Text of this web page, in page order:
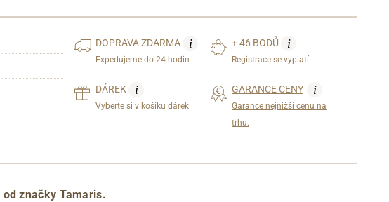
DOPRAVAZDARMA i
Expedujeme do 24 hodin
+ 46 BODŮ i
Registrace se vyplatí
DÁREK i
Vyberte si v košíku dárek
GARANCE CENY i
Garance nejnižší cenu na
trhu.
od značky Tamaris.